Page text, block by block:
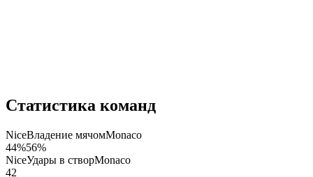
Статистика команд
NiceВладение мячомMonaco
44%56%
NiceУдары в створMonaco
42